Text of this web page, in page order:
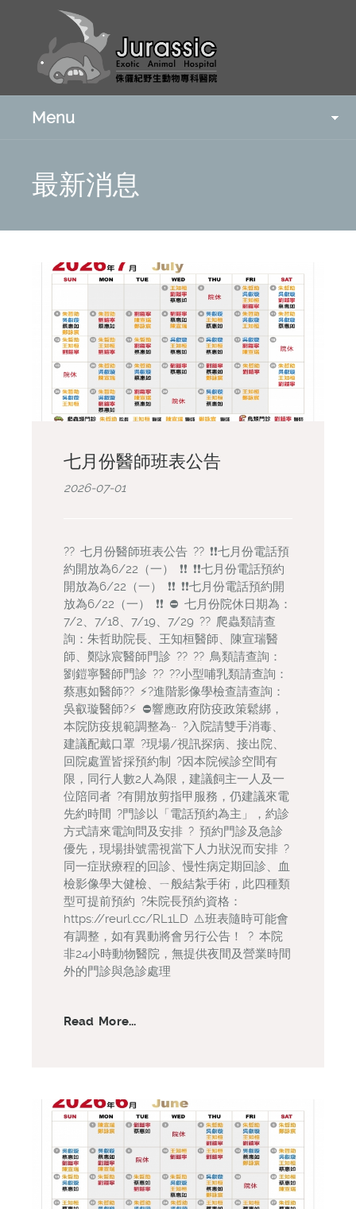
Menu
最新消息
七月份醫師班表公告
2026-07-01
?? 七月份醫師班表公告 ?? ❗️❗️七月份電話預
約開放為6/22（一） ❗️❗️ ❗️❗️七月份電話預約
開放為6/22（一） ❗️❗️ ❗️❗️七月份電話預約開
放為6/22（一） ❗️❗️ ⛔️ 七月份院休日期為：
7/2、7/18、7/19、7/29 ?? 爬蟲類請查
詢：朱哲助院長、王知桓醫師、陳宣瑞醫
師、鄭詠宸醫師門診 ?? ?? 鳥類請查詢：
劉鎧寧醫師門診 ?? ??小型哺乳類請查詢：
蔡惠如醫師??️ ⚡️?進階影像學檢查請查詢：
吳叡璇醫師?⚡️ ⛔️響應政府防疫政策鬆綁，
本院防疫規範調整為~ ?入院請雙手消毒、
建議配戴口罩 ?現場/視訊探病、接出院、
回院處置皆採預約制 ?因本院候診空間有
限，同行人數2人為限，建議飼主一人及一
位陪同者 ?有開放剪指甲服務，仍建議來電
先約時間 ?門診以「電話預約為主」，約診
方式請來電詢問及安排 ? 預約門診及急診
優先，現場掛號需視當下人力狀況而安排 ?
同一症狀療程的回診、慢性病定期回診、血
檢影像學大健檢、ㄧ般結紮手術，此四種類
型可提前預約 ?朱院長預約資格：
https://reurl.cc/RL1LD ⚠️班表隨時可能會
有調整，如有異動將會另行公告！ ? 本院
非24小時動物醫院，無提供夜間及營業時間
外的門診與急診處理
Read More...